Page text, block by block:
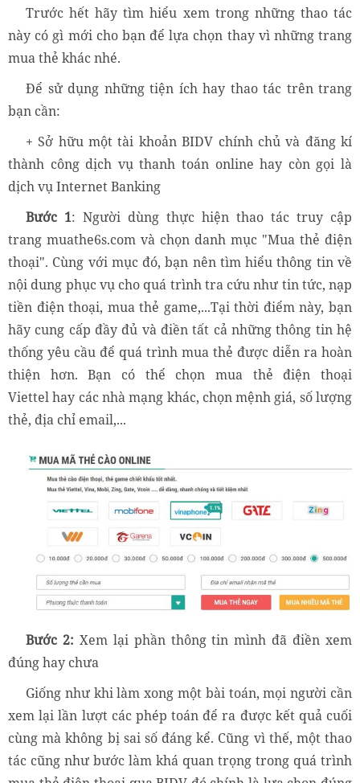
Trước hết hãy tìm hiểu xem trong những thao tác
này có gì mới cho bạn để lựa chọn thay vì những trang
mua thẻ khác nhé.
Để sử dụng những tiện ích hay thao tác trên trang
bạn cần:
+ Sở hữu một tài khoản BIDV chính chủ và đăng kí
thành công dịch vụ thanh toán online hay còn gọi là
dịch vụ Internet Banking
Bước 1: Người dùng thực hiện thao tác truy cập
trang muathe6s.com và chọn danh mục "Mua thẻ điện
thoại". Cùng với mục đó, bạn nên tìm hiểu thông tin về
nội dung phục vụ cho quá trình tra cứu như tin tức, nạp
tiền điện thoại, mua thẻ game,...Tại thời điểm này, bạn
hãy cung cấp đầy đủ và điền tất cả những thông tin hệ
thống yêu cầu để quá trình mua thẻ được diễn ra hoàn
thiện hơn. Bạn có thể chọn mua thẻ điện thoại
Viettelhay các nhà mạng khác, chọn mệnh giá, số lượng
thẻ, địa chỉ email,...
Bước 2: Xem lại phần thông tin mình đã điền xem
đúng hay chưa
Giống như khi làm xong một bài toán, mọi người cần
xem lại lần lượt các phép toán để ra được kết quả cuối
cùng mà không bị sai số đáng kể. Cũng vì thế, một thao
tác cũng như bước làm khá quan trọng trong quá trình